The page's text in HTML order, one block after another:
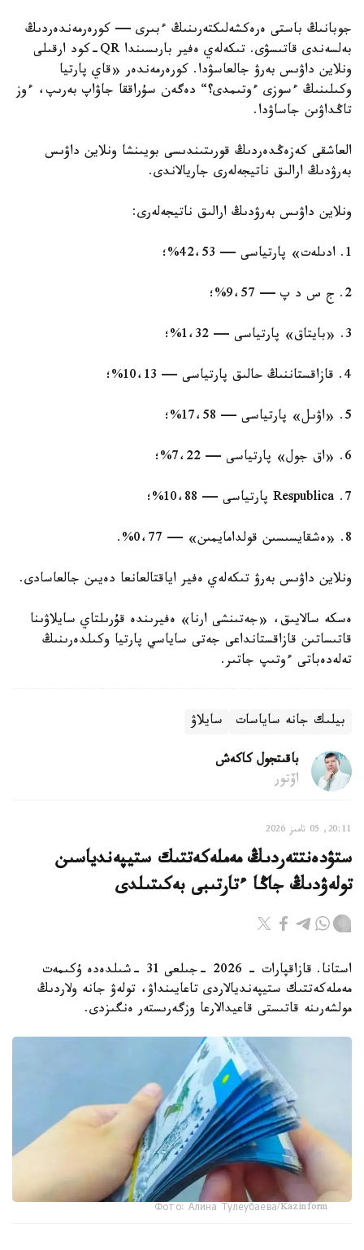
جوبانىڭ باستى ەرەكشەلىكتەرىنىڭ ءبىرى — كورەرمەندەردىڭ
بەلسەندى قاتىسۋى. تىكەلەي ەفير بارىسىندا QR-كود ارقىلى
ونلاين داۋىس بەرۋ جالعاسۋدا. كورەرمەندەر «قاي پارتيا
وكىلىنىڭ ءسوزى ءوتىمدى؟“ دەگەن سۇراققا جاۋاپ بەرىپ، ءوز
تاڭداۋىن جاساۋدا.
العاشقى كەزەڭدەردىڭ قورىتىندىسى بويىنشا ونلاين داۋىس
بەرۋدىڭ ارالىق ناتيجەلەرى جاريالاندى.
ونلاين داۋىس بەرۋدىڭ ارالىق ناتيجەلەرى:
1. ادىلەت» پارتياسى — 42،53%؛
2. ج س د پ — 9،57%؛
3. «بايتاق» پارتياسى — 1،32%؛
4. قازاقستاننىڭ حالىق پارتياسى — 10،13%؛
5. «اۋىل» پارتياسى — 17،58%؛
6. «اق جول» پارتياسى — 7،22%؛
7. Respublica پارتياسى — 10،88%؛
8. «ەشقايسىسىن قولدامايمىن» — 0،77%.
ونلاين داۋىس بەرۋ تىكەلەي ەفير اياقتالعانعا دەيىن جالعاسادى.
ەسكە سالايىق، «جەتىنشى ارنا» ەفيرىندە قۇرىلتاي سايلاۋىنا
قاتىساتىن قازاقستانداعى جەتى ساياسي پارتيا وكىلدەرىنىڭ
تەلەدەباتى ءوتىپ جاتىر.
بيلىك جانە ساياسات سايلاۋ
باقىتجول كاكەش
اۆتور
20:11, 05 تامىز 2026
ستۋدەنتتەردىڭ مەملەكەتتىك ستيپەندياسىن
تولەۋدىڭ جاڭا ءتارتىبى بەكىتىلدى
استانا. قازاقپارات - 2026 -جىلعى 31 -شىلدەدە ۇكىمەت
مەملەكەتتىك ستيپەنديالاردى تاعايىنداۋ، تولەۋ جانە ولاردىڭ
مولشەرىنە قاتىستى قاعيدالارعا وزگەرىستەر ەنگىزدى.
Фото: Алина Тулеубаева/Kazinform